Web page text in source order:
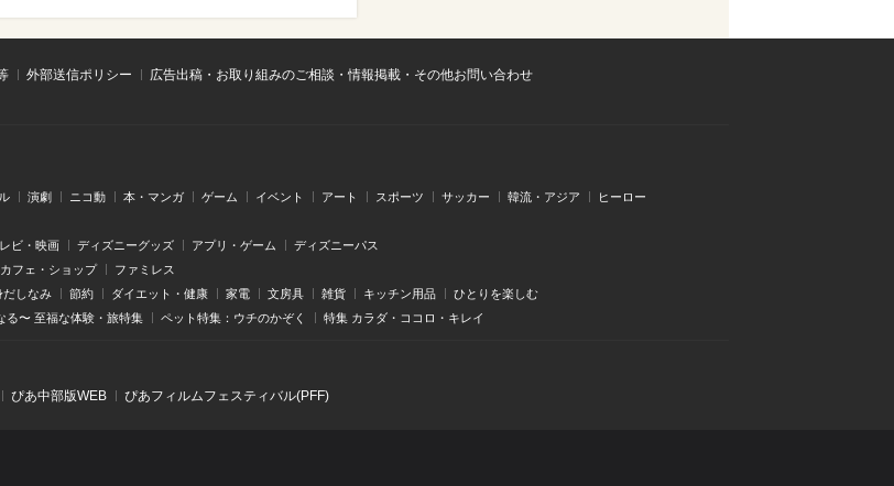
外部送信ポリシー
広告出稿・お取り組みのご相談・情報掲載・その他お問い合わせ
演劇 ニコ動 本・マンガ ゲーム イベント アート スポーツ サッカー 韓流・アジア ヒーロー
ビ・映画 ディズニーグッズ アプリ・ゲーム ディズニーパス
カフェ・ショップ ファミレス
だしなみ 節約 ダイエット・健康 家電 文房具 雑貨 キッチン用品 ひとりを楽しむ
る〜 至福な体験・旅特集 ペット特集：ウチのかぞく 特集 カラダ・ココロ・キレイ
ぴあ中部版WEB ぴあフィルムフェスティバル(PFF)